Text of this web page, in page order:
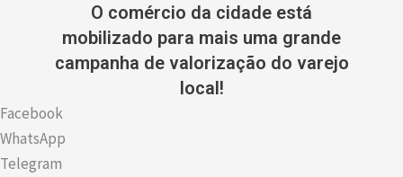
O comércio da cidade está
mobilizado para mais uma grande
campanha de valorização do varejo
local!
Facebook
WhatsApp
Telegram